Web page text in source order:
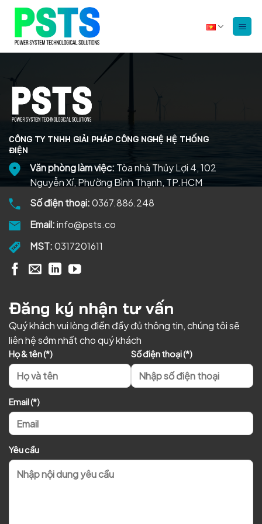
dung
CÔNG TY TNHH GIẢI PHÁP CÔNG NGHỆ HỆ THỐNG
ĐIỆN
Văn phòng làm việc: Tòa nhà Thủy Lợi 4, 102
Nguyễn Xí, Phường Bình Thạnh, TP.HCM
Số điện thoại:0367.886.248
Email:info@psts.co
MST:0317201611
Đăng ký nhận tư vấn
Quý khách vui lòng điền đầy đủ thông tin, chúng tôi sẽ
liên hệ sớm nhất cho quý khách
Họ & tên (*) Số điện thoại (*)
Email (*)
Yêu cầu